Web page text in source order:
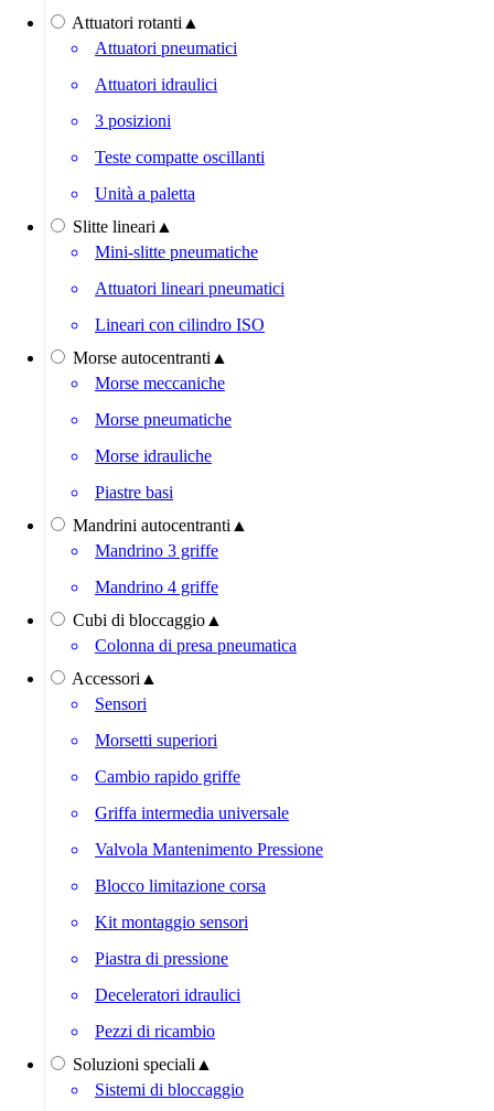
Attuatori rotanti ▲
Attuatori pneumatici
Attuatori idraulici
3 posizioni
Teste compatte oscillanti
Unità a paletta
Slitte lineari ▲
Mini-slitte pneumatiche
Attuatori lineari pneumatici
Lineari con cilindro ISO
Morse autocentranti ▲
Morse meccaniche
Morse pneumatiche
Morse idrauliche
Piastre basi
Mandrini autocentranti ▲
Mandrino 3 griffe
Mandrino 4 griffe
Cubi di bloccaggio ▲
Colonna di presa pneumatica
Accessori ▲
Sensori
Morsetti superiori
Cambio rapido griffe
Griffa intermedia universale
Valvola Mantenimento Pressione
Blocco limitazione corsa
Kit montaggio sensori
Piastra di pressione
Deceleratori idraulici
Pezzi di ricambio
Soluzioni speciali ▲
Sistemi di bloccaggio